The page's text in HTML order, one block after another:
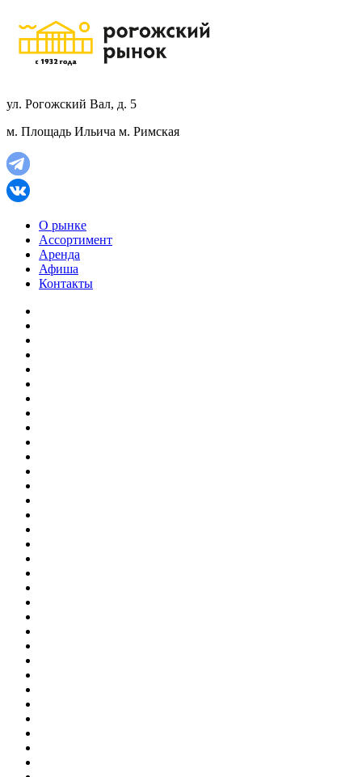
ул. Рогожский Вал, д. 5
м. Площадь Ильича м. Римская
О рынке
Ассортимент
Аренда
Афиша
Контакты